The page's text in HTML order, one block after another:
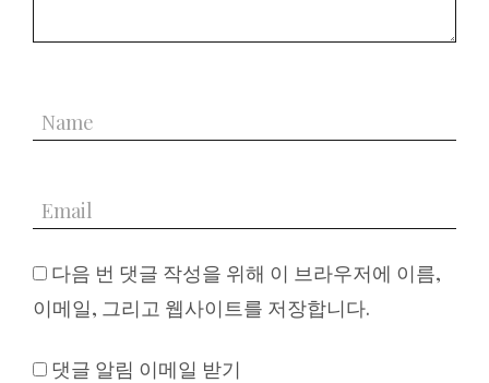
다음 번 댓글 작성을 위해 이 브라우저에 이름,
이메일, 그리고 웹사이트를 저장합니다.
댓글 알림 이메일 받기